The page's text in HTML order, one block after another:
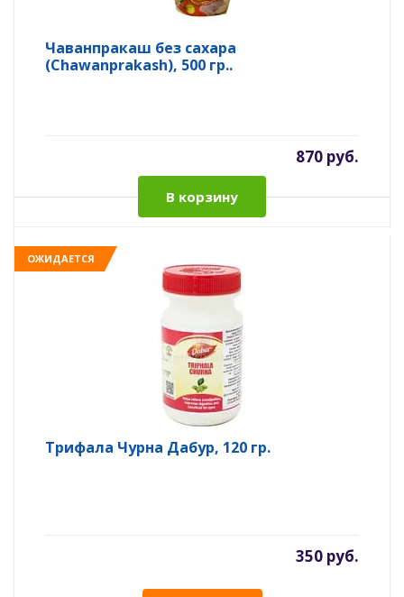
Чаванпракаш без сахара
(Chawanprakash), 500 гр..
870 руб.
В корзину
ОЖИДАЕТСЯ
Трифала Чурна Дабур, 120 гр.
350 руб.